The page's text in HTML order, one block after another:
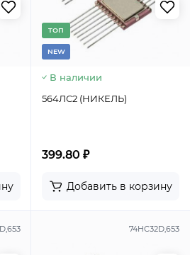
TОП
NEW
В наличии
564ЛС2 (НИКЕЛЬ)
399.80 ₽
Добавить в корзину
74HC32D,653